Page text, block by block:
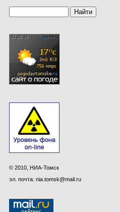
© 2010, НИА-Томск
эл. почта: nia.tomsk@mail.ru